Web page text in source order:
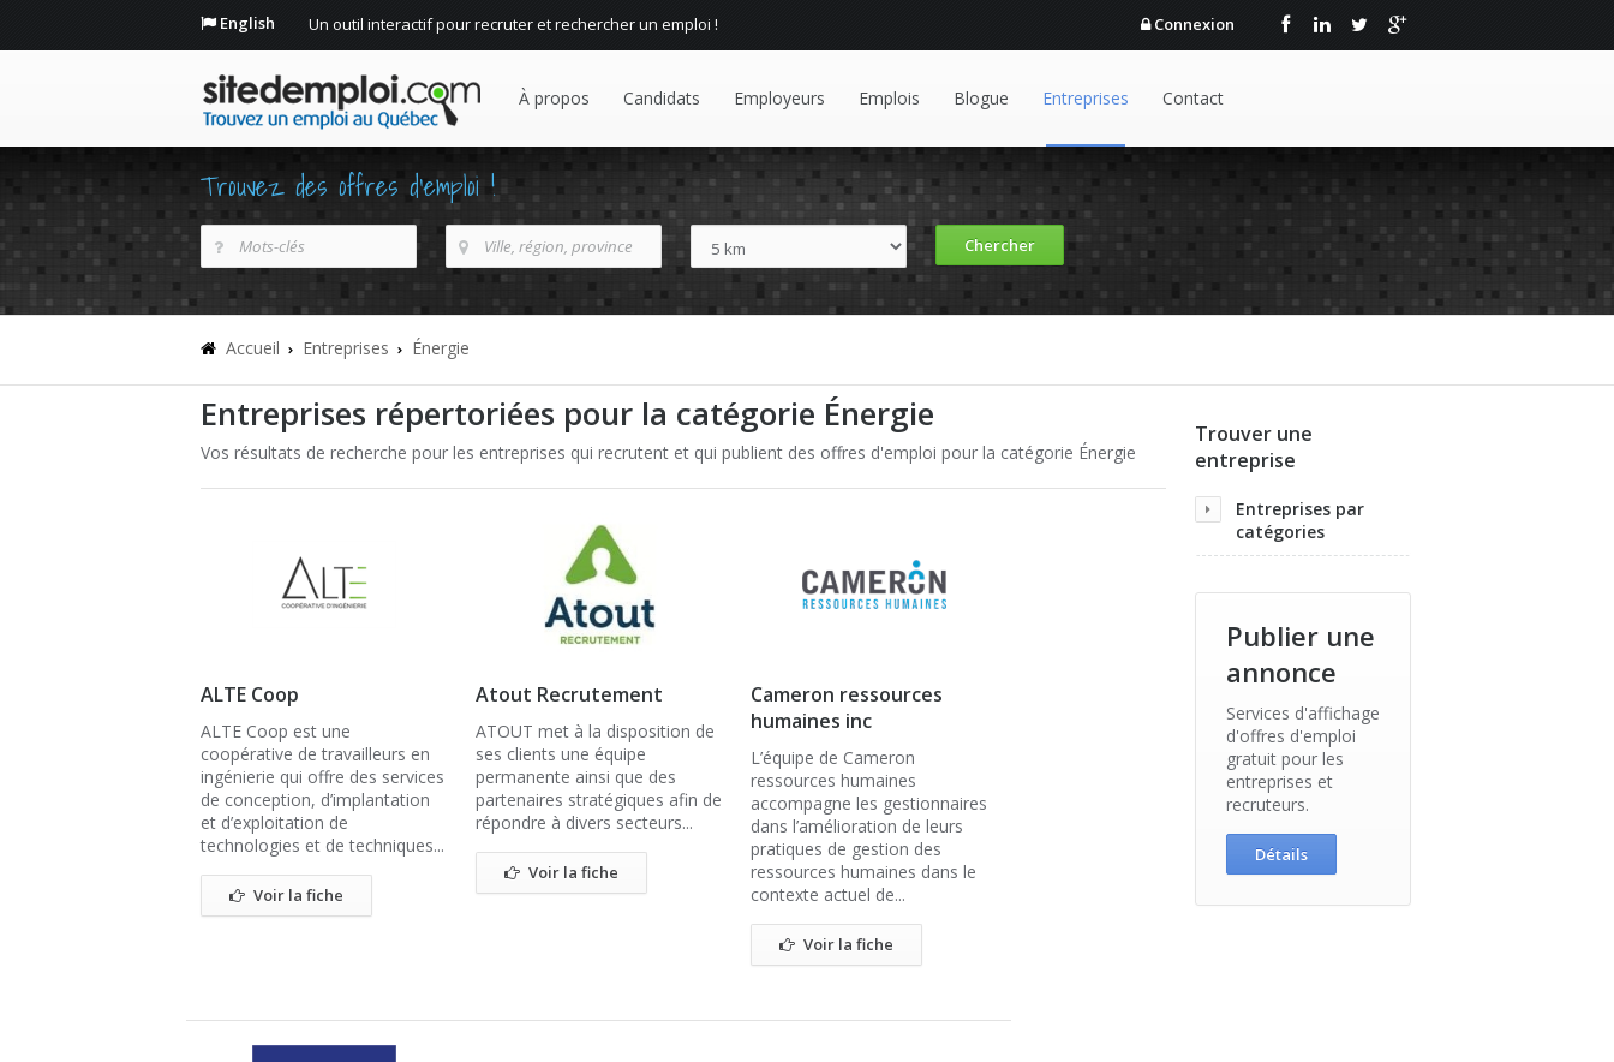
English Un outil interactif pour recruter et rechercher un emploi ! Connexion
À propos Candidats Employeurs Emplois Blogue Entreprises Contact
Trouvez des offres d'emploi !
Accueil Entreprises Énergie
Entreprises répertoriées pour la catégorie Énergie
Vos résultats de recherche pour les entreprises qui recrutent et qui publient des offres d'emploi pour la catégorie Énergie
ALTE Coop
ALTE Coop est une
coopérative de travailleurs en
ingénierie qui offre des services
de conception, d’implantation
et d’exploitation de
technologies et de techniques...
Voir la fiche
Atout Recrutement
ATOUT met à la disposition de
ses clients une équipe
permanente ainsi que des
partenaires stratégiques afin de
répondre à divers secteurs...
Voir la fiche
Cameron ressources
humaines inc
L’équipe de Cameron
ressources humaines
accompagne les gestionnaires
dans l’amélioration de leurs
pratiques de gestion des
ressources humaines dans le
contexte actuel de...
Voir la fiche
Trouver une
entreprise
Entreprises par
catégories
Publier une
annonce
Services d'affichage
d'offres d'emploi
gratuit pour les
entreprises et
recruteurs.
Détails